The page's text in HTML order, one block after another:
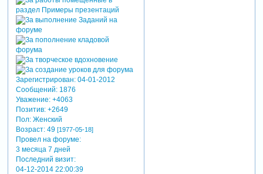
Зарегистрирован: 04-01-2012
Сообщений:1876
Уважение: +4063
Позитив: +2649
Пол:Женский
Возраст:49 [1977-05-18]
Провел на форуме:
3 месяца 7 дней
Последний визит:
04-12-2014 22:00:39